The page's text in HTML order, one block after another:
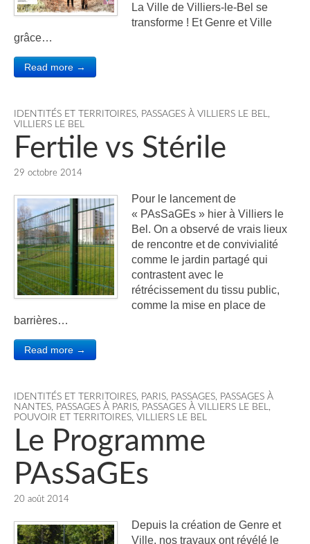
La Ville de Villiers-le-Bel se
transforme ! Et Genre et Ville
grâce…
Read more →
IDENTITÉS ET TERRITOIRES PASSAGES À VILLIERS LE BEL
VILLIERS LE BEL
Fertile vs Stérile
29 octobre 2014
Pour le lancement de
« PAsSaGEs » hier à Villiers le
Bel. On a observé de vrais lieux
de rencontre et de convivialité
comme le jardin partagé qui
contrastent avec le
rétrécissement du tissu public,
comme la mise en place de
barrières…
Read more →
IDENTITÉS ET TERRITOIRES PARIS PASSAGES
PASSAGES À
NANTES
PASSAGES À PARIS PASSAGES À VILLIERS LE BEL
POUVOIR ET TERRITOIRES VILLIERS LE BEL
Le Programme
PAsSaGEs
20 août 2014
Depuis la création de Genre et
Ville, nos travaux ont révélé le